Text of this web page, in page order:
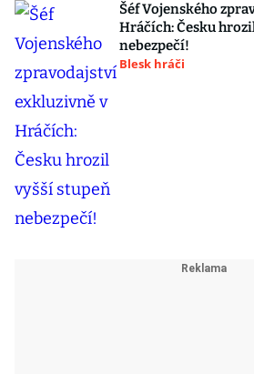
Šéf Vojenského
Hráčích: Česku
nebezpečí!
Blesk hráči